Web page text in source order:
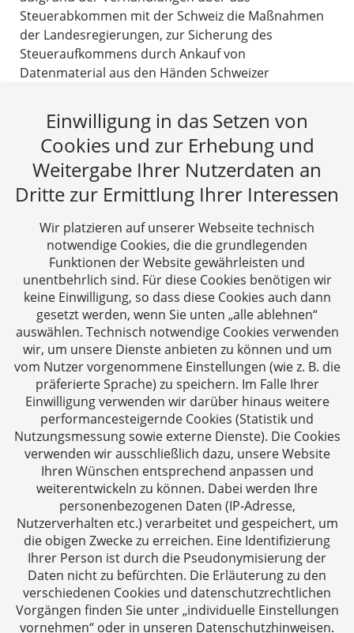
Steuerabkommen mit der Schweiz die Maßnahmen
der Landesregierungen, zur Sicherung des
Steueraufkommens durch Ankauf von
Datenmaterial aus den Händen Schweizer
in diesen Tagen klare Bekenntnisse der Landespolitik
zu diesen Maßnahmen.
22.08.2012
Beitrag lesen
CTC LEGAL
Aachen
Jülicher Straße 215
52070 Aachen
Deutschland
Tel: +49 241 94621-0
Fax: +49 241 94621-111
E-Mail:kanzlei@dhk-law.com
Über uns
Ihre Ansprechpartner für Fragen rund um
Gesellschaftsrecht, Steuergestaltung und
Vertragsrecht.
Einwilligung in das Setzen von
Cookies und zur Erhebung und
Weitergabe Ihrer Nutzerdaten an
Dritte zur Ermittlung Ihrer Interessen
Wir platzieren auf unserer Webseite technisch
notwendige Cookies, die die grundlegenden
Funktionen der Website gewährleisten und
unentbehrlich sind. Für diese Cookies benötigen wir
keine Einwilligung, so dass diese Cookies auch dann
gesetzt werden, wenn Sie unten „alle ablehnen“
auswählen. Technisch notwendige Cookies verwenden
wir, um unsere Dienste anbieten zu können und um
vom Nutzer vorgenommene Einstellungen (wie z. B. die
präferierte Sprache) zu speichern. Im Falle Ihrer
Einwilligung verwenden wir darüber hinaus weitere
performancesteigernde Cookies (Statistik und
Nutzungsmessung sowie externe Dienste). Die Cookies
verwenden wir ausschließlich dazu, unsere Website
Ihren Wünschen entsprechend anpassen und
weiterentwickeln zu können. Dabei werden Ihre
personenbezogenen Daten (IP-Adresse,
Nutzerverhalten etc.) verarbeitet und gespeichert, um
die obigen Zwecke zu erreichen. Eine Identifizierung
Ihrer Person ist durch die Pseudonymisierung der
Daten nicht zu befürchten. Die Erläuterung zu den
verschiedenen Cookies und datenschutzrechtlichen
Vorgängen finden Sie unter „individuelle Einstellungen
vornehmen“ oder in unseren Datenschutzhinweisen.